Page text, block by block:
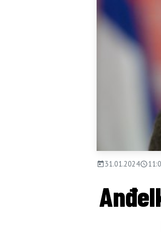
31.01.2024